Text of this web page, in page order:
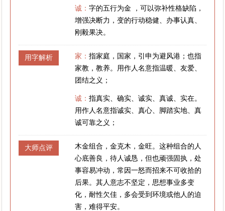
诚：字的五行为金 ，可以弥补性格缺陷，
增强决断力，变的行动稳健、办事认真、
刚毅果决。
用字解析 家：指家庭，国家，引申为避风港；也指
家教，教养。用作人名意指温暖、友爱、
团结之义；
诚：指真实、确实、诚实、真诚、实在。
用作人名意指诚实、真心、脚踏实地、真
诚可靠之义；
大师点评
木金组合，金克木，金旺。这种组合的人
心底善良，待人诚恳，但也顽强固执，处
事容易冲动，常因一怒而招来不可收拾的
后果。其人意志不坚定，思想事业多变
化，耐性欠佳，多会受到环境或他人的迫
害，难得平安。